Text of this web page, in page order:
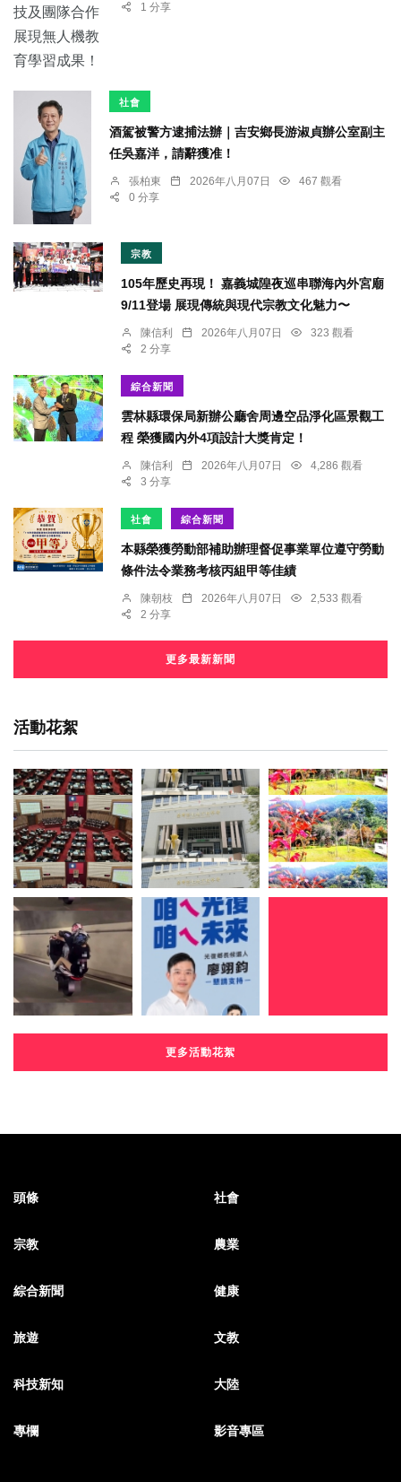
1 分享
社會
酒駕被警方逮捕法辦｜吉安鄉長游淑貞辦公室副主
任吳嘉洋，請辭獲准！
張柏東 2026年八月07日
467 觀看
0 分享
宗教
105年歷史再現！ 嘉義城隍夜巡串聯海內外宮廟
9/11登場 展現傳統與現代宗教文化魅力〜
陳信利 2026年八月07日
323 觀看
2 分享
綜合新聞
雲林縣環保局新辦公廳舍周邊空品淨化區景觀工
程 榮獲國內外4項設計大獎肯定！
陳信利 2026年八月07日
4,286 觀看
3 分享
社會 綜合新聞
本縣榮獲勞動部補助辦理督促事業單位遵守勞動
條件法令業務考核丙組甲等佳績
陳朝枝 2026年八月07日
2,533 觀看
2 分享
更多最新新聞
活動花絮
更多活動花絮
頭條 社會
宗教 農業
綜合新聞 健康
旅遊 文教
科技新知 大陸
專欄 影音專區